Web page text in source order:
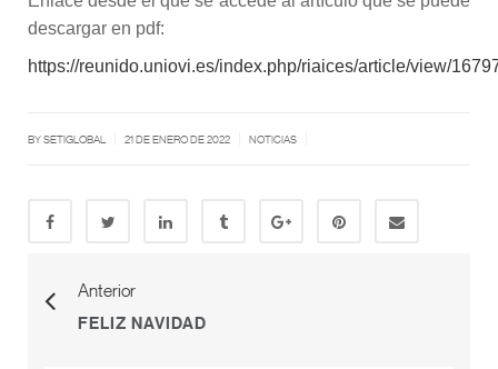
descargar en pdf:
https://reunido.uniovi.es/index.php/riaices/article/view/
BY SETIGLOBAL 21 DE ENERO DE 2022 NOTICIAS
Anterior
FELIZ NAVIDAD